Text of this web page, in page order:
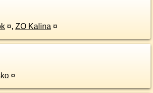
¤, ZO Kalina ¤
¤